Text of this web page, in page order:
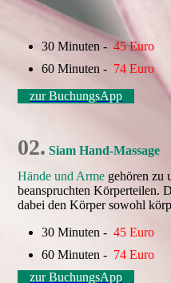
30 Minuten -45 Euro
60 Minuten - 74 Euro
zur BuchungsApp
02. Siam Hand-Massage
Hände und Arme gehören zu
beanspruchten Körperteilen.
dabei den Körper sowohl
30 Minuten - 45 Euro
60 Minuten - 74 Euro
zur BuchungsApp